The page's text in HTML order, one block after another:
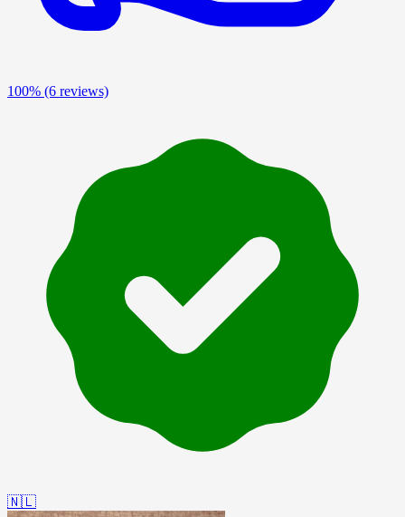
100% (6 reviews)
🇳🇱